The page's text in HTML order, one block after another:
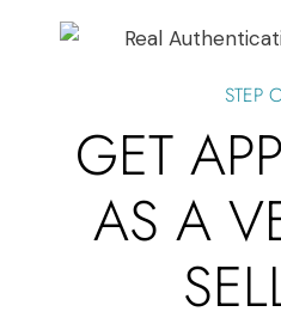
STEP
GET
AS A